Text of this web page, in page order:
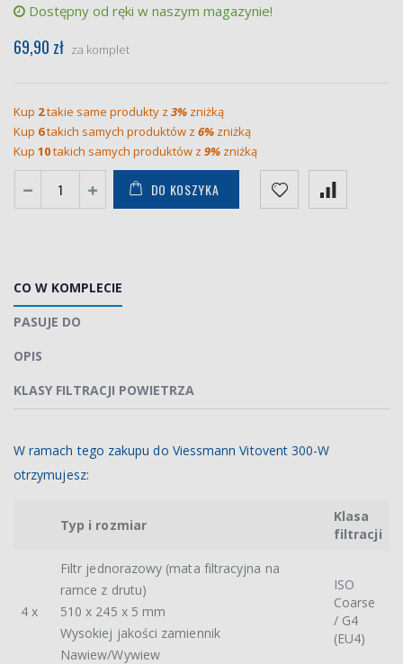
Dostępny od ręki w naszym magazynie!
69,90 zł za komplet
Kup 2takie same produkty z 3% zniżką
Kup 6takich samych produktów z 6% zniżką
Kup 10takich samych produktów z 9% zniżką
DO KOSZYKA
CO W KOMPLECIE
PASUJE DO
OPIS
KLASY FILTRACJI POWIETRZA
W ramach tego zakupu do Viessmann Vitovent 300-W
otrzymujesz:
Typ i rozmiar
Klasa
filtracji
4 x
Filtr jednorazowy (mata filtracyjna na
ramce z drutu)
510 x 245 x 5 mm
Wysokiej jakości zamiennik
Nawiew/Wywiew
ISO
Coarse
/ G4
(EU4)